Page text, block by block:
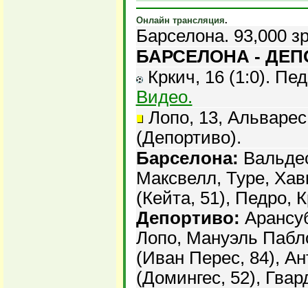
Онлайн трансляция.
Барселона. 93,000
БАРСЕЛОНА -
Кркич, 16 (1:0).
Видео.
Лопо, 13,
(Депортиво).
Барселона:
Максвелл, Туре,
(Кейта, 51), Педро,
Депортиво:
Лопо, Мануэль
(Иван Перес, 84),
(Домингес, 52),